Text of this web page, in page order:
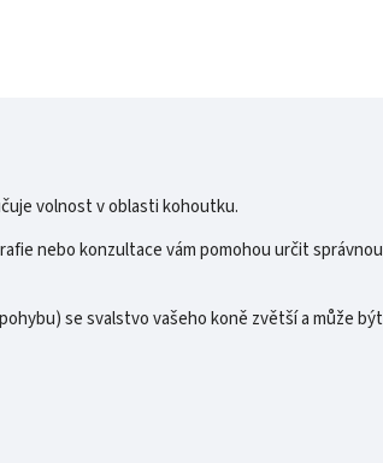
volnost v oblasti kohoutku.
nebo konzultace vám pomohou určit správnou
se svalstvo vašeho koně zvětší a může být